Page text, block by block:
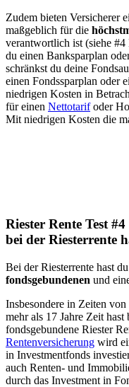
Zudem bieten Versicherer
maßgeblich für die
verantwortlich ist (siehe #4
du einen Banksparplan
schränkst du deine
einen Fondssparplan oder
niedrigen Kosten in
für einen Nettotarifoder
Mit niedrigen Kosten die
Riester Rente Test
bei der Riesterrente
Bei der Riesterrente hast
fondsgebundenen und
Insbesondere in Zeiten
mehr als 17 Jahre Zeit
fondsgebundene Riester
Rentenversicherung wird
in Investmentfonds
auch Renten- und
durch das Investment in